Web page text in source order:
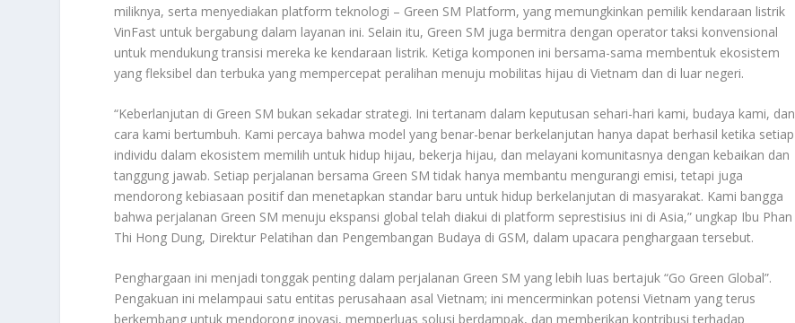
miliknya, serta menyediakan platform teknologi – Green SM Platform, yang memungkinkan pemilik kendaraan listrik
VinFast untuk bergabung dalam layanan ini. Selain itu, Green SM juga bermitra dengan operator taksi konvensional
untuk mendukung transisi mereka ke kendaraan listrik. Ketiga komponen ini bersama-sama membentuk ekosistem
yang fleksibel dan terbuka yang mempercepat peralihan menuju mobilitas hijau di Vietnam dan di luar negeri.
“Keberlanjutan di Green SM bukan sekadar strategi. Ini tertanam dalam keputusan sehari-hari kami, budaya kami, dan
cara kami bertumbuh. Kami percaya bahwa model yang benar-benar berkelanjutan hanya dapat berhasil ketika setiap
individu dalam ekosistem memilih untuk hidup hijau, bekerja hijau, dan melayani komunitasnya dengan kebaikan dan
tanggung jawab. Setiap perjalanan bersama Green SM tidak hanya membantu mengurangi emisi, tetapi juga
mendorong kebiasaan positif dan menetapkan standar baru untuk hidup berkelanjutan di masyarakat. Kami bangga
bahwa perjalanan Green SM menuju ekspansi global telah diakui di platform seprestisius ini di Asia,” ungkap Ibu Phan
Thi Hong Dung, Direktur Pelatihan dan Pengembangan Budaya di GSM, dalam upacara penghargaan tersebut.
Penghargaan ini menjadi tonggak penting dalam perjalanan Green SM yang lebih luas bertajuk “Go Green Global”.
Pengakuan ini melampaui satu entitas perusahaan asal Vietnam; ini mencerminkan potensi Vietnam yang terus
berkembang untuk mendorong inovasi, memperluas solusi berdampak, dan memberikan kontribusi terhadap